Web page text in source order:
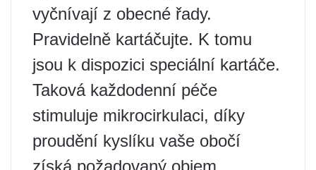
vyčnívají z obecné řady.
Pravidelně kartáčujte. K tomu
jsou k dispozici speciální kartáče.
Taková každodenní péče
stimuluje mikrocirkulaci, díky
proudění kyslíku vaše obočí